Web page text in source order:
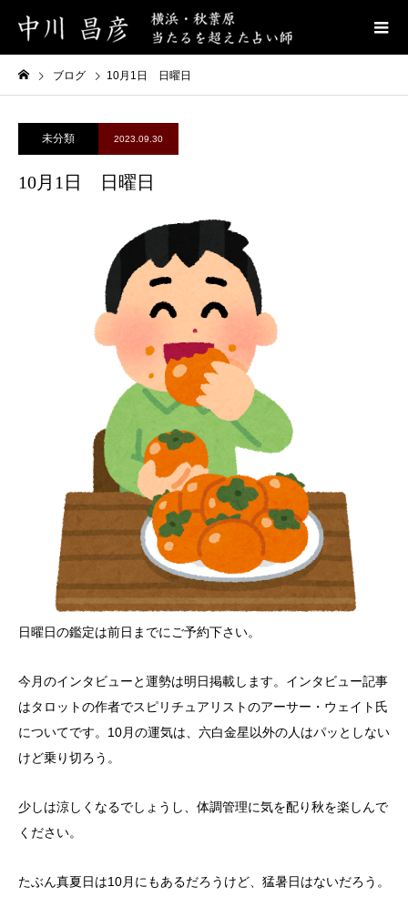
ブログ 10月1日 日曜日
未分類 2023.09.30
10月1日 日曜日
日曜日の鑑定は前日までにご予約下さい。
今月のインタビューと運勢は明日掲載します。インタビュー記事
はタロットの作者でスピリチュアリストのアーサー・ウェイト氏
についてです。10月の運気は、六白金星以外の人はパッとしない
けど乗り切ろう。
少しは涼しくなるでしょうし、体調管理に気を配り秋を楽しんで
ください。
たぶん真夏日は10月にもあるだろうけど、猛暑日はないだろう。